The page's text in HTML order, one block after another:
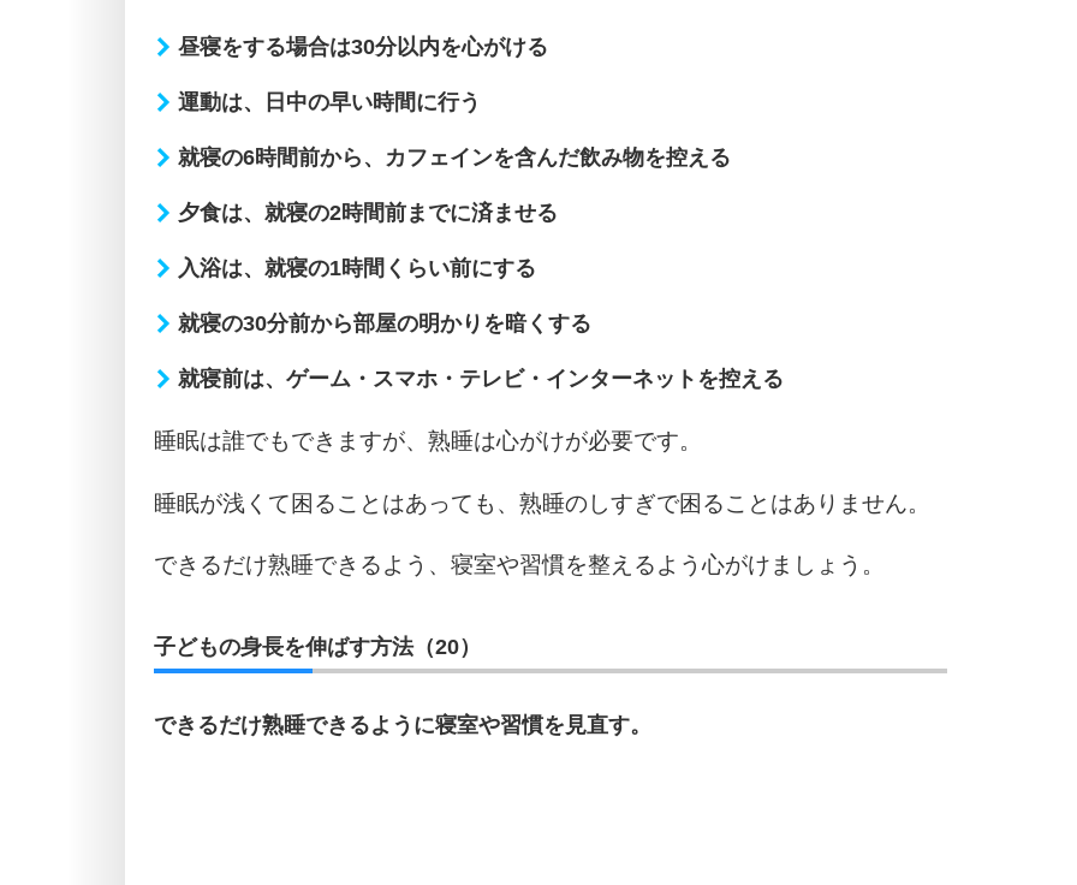
昼寝をする場合は30分以内を心がける
運動は、日中の早い時間に行う
就寝の6時間前から、カフェインを含んだ飲み物を控える
夕食は、就寝の2時間前までに済ませる
入浴は、就寝の1時間くらい前にする
就寝の30分前から部屋の明かりを暗くする
就寝前は、ゲーム・スマホ・テレビ・インターネットを控える
睡眠は誰でもできますが、熟睡は心がけが必要です。
睡眠が浅くて困ることはあっても、熟睡のしすぎで困ることはありません。
できるだけ熟睡できるよう、寝室や習慣を整えるよう心がけましょう。
子どもの身長を伸ばす方法（20）
できるだけ熟睡できるように寝室や習慣を見直す。